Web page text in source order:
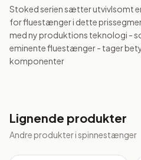
Stoked serien sætter utvivlsomt
for fluestænger i dette
med ny produktions teknologi -
eminente fluestænger - tager
komponenter
Lignende produkter
Andre produkter ispinnestænger